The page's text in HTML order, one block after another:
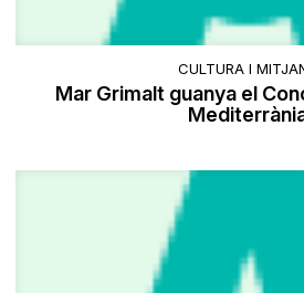
CULTURA I
Mar Grimalt guanya el